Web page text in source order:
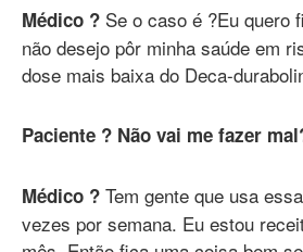
Médico ? Se o caso é ?Eu quero
não desejo pôr minha saúde em
dose mais baixa do Deca-
Paciente ? Não vai me fazer
Médico ? Tem gente que usa
vezes por semana. Eu estou